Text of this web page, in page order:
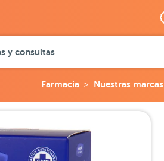
y consultas
Farmacia Nuestras marcas